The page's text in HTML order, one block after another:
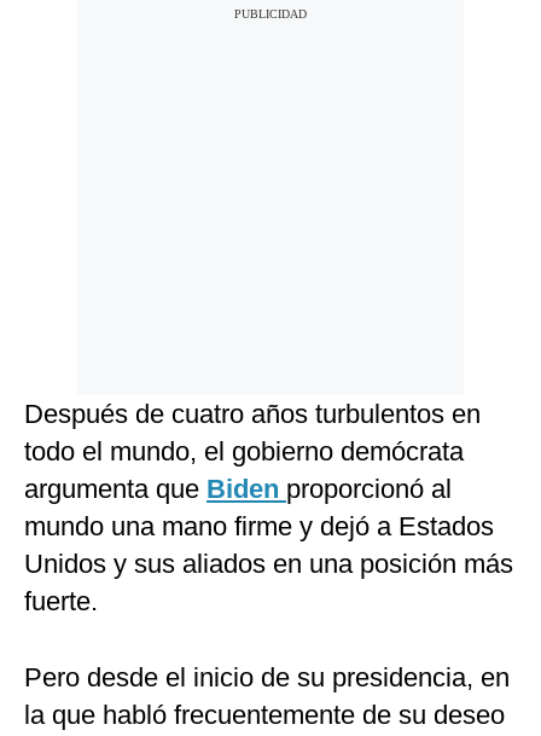
Después de cuatro años turbulentos en
todo el mundo, el gobierno demócrata
argumenta que Biden proporcionó al
mundo una mano firme y dejó a Estados
Unidos y sus aliados en una posición más
fuerte.
Pero desde el inicio de su presidencia, en
la que habló frecuentemente de su deseo